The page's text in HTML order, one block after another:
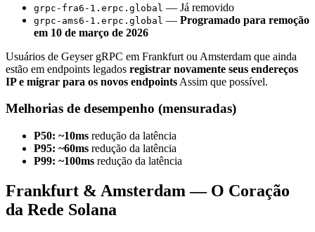
grpc-fra6-1.erpc.global — Já removido
grpc-ams6-1.erpc.global — Programado para remoção
em 10 de março de 2026
Usuários de Geyser gRPC em Frankfurt ou Amsterdam que ainda
estão em endpoints legados registrar novamente seus endereços
IP e migrar para os novos endpoints Assim que possível.
Melhorias de desempenho (mensuradas)
P50: ~10ms redução da latência
P95: ~60ms redução da latência
P99: ~100ms redução da latência
Frankfurt & Amsterdam — O Coração
da Rede Solana